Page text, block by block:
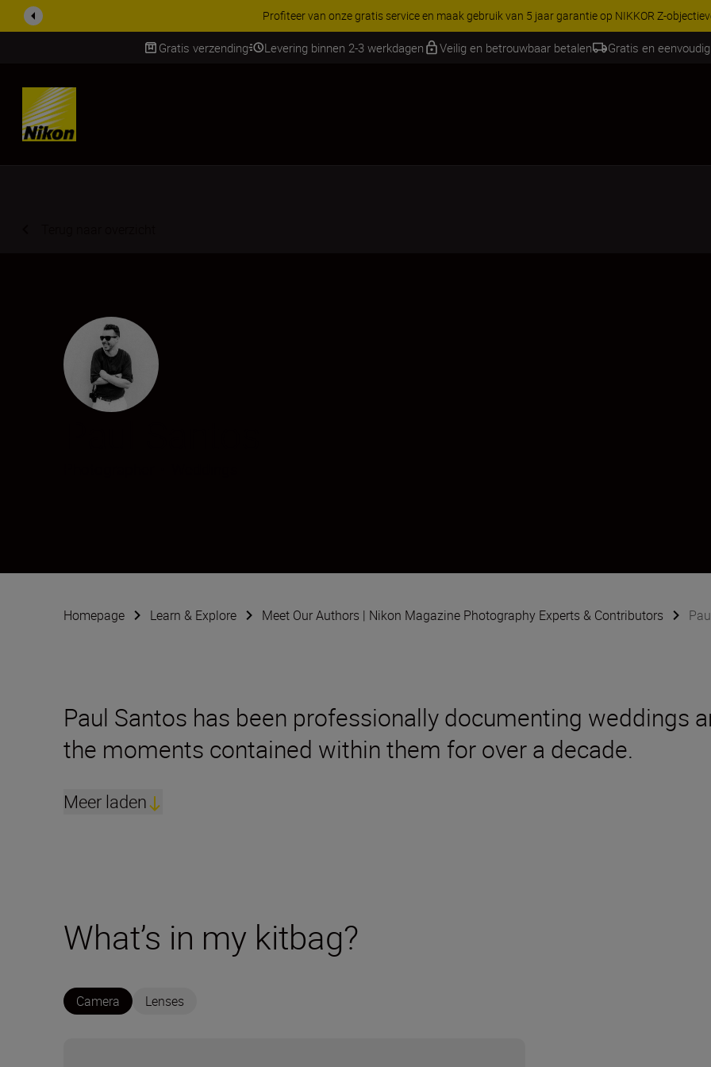
KORTING OP ACCESSOIRES | Bespaar 15% op geselecteerde accessoires, maak je kit
Gratis verzending Levering binnen 2-3 werkdagen Veilig en betrouwbaar betalen Gratis en
SKIP
Homepage Learn & Explore Meet Our Authors | Nikon Magazine Photography Experts & Contributors
Paul Santos has been professionally documenting weddings
the moments contained within them for over a decade.
Meer laden
What’s in my kitbag?
Camera Lenses